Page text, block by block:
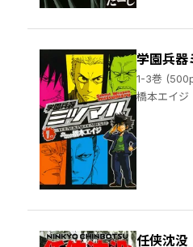
学園兵器
1-3巻
橋本エイジ
任侠沈没